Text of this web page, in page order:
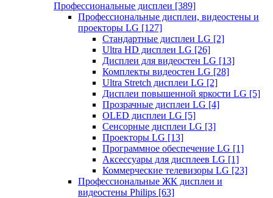
Профессиональные дисплеи [389]
Профессиональные дисплеи, видеостены и
проекторы LG [127]
Стандартные дисплеи LG [2]
Ultra HD дисплеи LG [26]
Дисплеи для видеостен LG [13]
Комплекты видеостен LG [28]
Ultra Stretch дисплеи LG [2]
Дисплеи повышенной яркости LG [5]
Прозрачные дисплеи LG [4]
OLED дисплеи LG [5]
Сенсорные дисплеи LG [3]
Проекторы LG [13]
Программное обеспечение LG [1]
Аксессуары для дисплеев LG [1]
Коммерческие телевизоры LG [23]
Профессиональные ЖК дисплеи и
видеостены Philips [63]